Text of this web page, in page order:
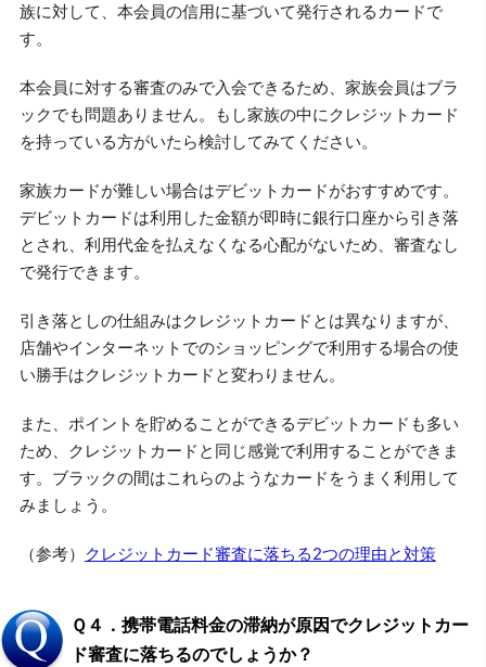
族に対して、本会員の信用に基づいて発行されるカードで
す。
本会員に対する審査のみで入会できるため、家族会員はブラ
ックでも問題ありません。もし家族の中にクレジットカード
を持っている方がいたら検討してみてください。
家族カードが難しい場合はデビットカードがおすすめです。
デビットカードは利用した金額が即時に銀行口座から引き落
とされ、利用代金を払えなくなる心配がないため、審査なし
で発行できます。
引き落としの仕組みはクレジットカードとは異なりますが、
店舗やインターネットでのショッピングで利用する場合の使
い勝手はクレジットカードと変わりません。
また、ポイントを貯めることができるデビットカードも多い
ため、クレジットカードと同じ感覚で利用することができま
す。ブラックの間はこれらのようなカードをうまく利用して
みましょう。
（参考） クレジットカード審査に落ちる2つの理由と対策
Ｑ４．携帯電話料金の滞納が原因でクレジットカー
ド審査に落ちるのでしょうか？